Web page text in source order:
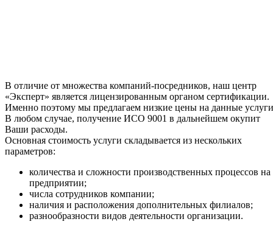
В отличие от множества компаний-посредников, наш центр
«Эксперт» является лицензированным органом сертификации.
Именно поэтому мы предлагаем низкие цены на данные
В любом случае, получение ИСО 9001 в дальнейшем окупит
Ваши расходы.
Основная стоимость услуги складывается из нескольких
параметров:
количества и сложности производственных процессов на
предприятии;
числа сотрудников компании;
наличия и расположения дополнительных филиалов;
разнообразности видов деятельности организации.